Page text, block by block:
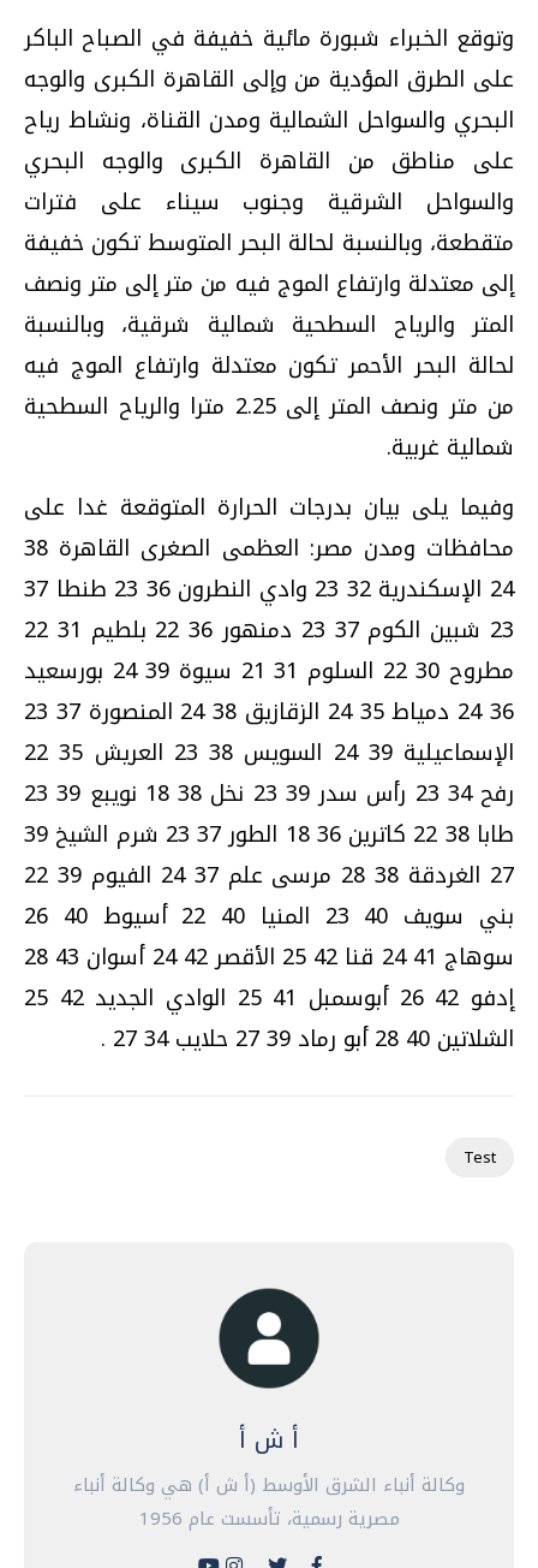
وتوقع الخبراء شبورة مائية خفيفة في الصباح الباكر
على الطرق المؤدية من وإلى القاهرة الكبرى والوجه
البحري والسواحل الشمالية ومدن القناة، ونشاط رياح
على مناطق من القاهرة الكبرى والوجه البحري
والسواحل الشرقية وجنوب سيناء على فترات
متقطعة، وبالنسبة لحالة البحر المتوسط تكون خفيفة
إلى معتدلة وارتفاع الموج فيه من متر إلى متر ونصف
المتر والرياح السطحية شمالية شرقية، وبالنسبة
لحالة البحر الأحمر تكون معتدلة وارتفاع الموج فيه
من متر ونصف المتر إلى 2.25 مترا والرياح السطحية
شمالية غربية.
وفيما يلى بيان بدرجات الحرارة المتوقعة غدا على
محافظات ومدن مصر: العظمى الصغرى القاهرة 38
24 الإسكندرية 32 23 وادي النطرون 36 23 طنطا 37
23 شبين الكوم 37 23 دمنهور 36 22 بلطيم 31 22
مطروح 30 22 السلوم 31 21 سيوة 39 24 بورسعيد
36 24 دمياط 35 24 الزقازيق 38 24 المنصورة 37 23
الإسماعيلية 39 24 السويس 38 23 العريش 35 22
رفح 34 23 رأس سدر 39 23 نخل 38 18 نويبع 39 23
طابا 38 22 كاترين 36 18 الطور 37 23 شرم الشيخ 39
27 الغردقة 38 28 مرسى علم 37 24 الفيوم 39 22
بني سويف 40 23 المنيا 40 22 أسيوط 40 26
سوهاج 41 24 قنا 42 25 الأقصر 42 24 أسوان 43 28
إدفو 42 26 أبوسمبل 41 25 الوادي الجديد 42 25
الشلاتين 40 28 أبو رماد 39 27 حلايب 34 27 .
Test
أ ش أ
وكالة أنباء الشرق الأوسط (أ ش أ) هي وكالة أنباء
مصرية رسمية، تأسست عام 1956